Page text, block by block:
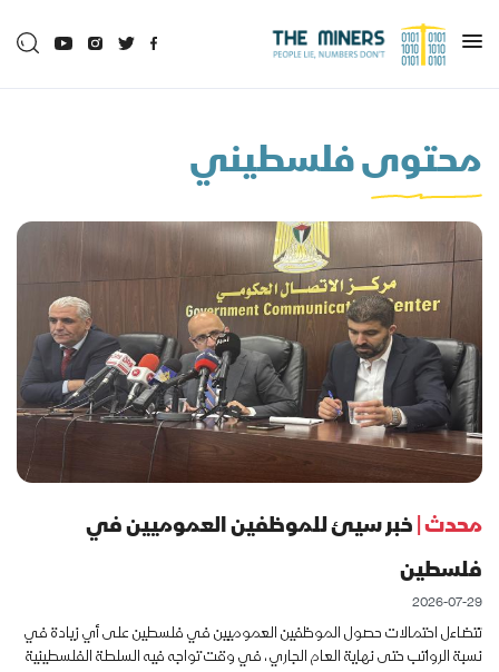
محتوى فلسطيني
محدث |خبر سيئ للموظفين العموميين في
فلسطين
2026-07-29
تتضاءل احتمالات حصول الموظفين العموميين في فلسطين على أي زيادة في
نسبة الرواتب حتى نهاية العام الجاري، في وقت تواجه فيه السلطة الفلسطينية